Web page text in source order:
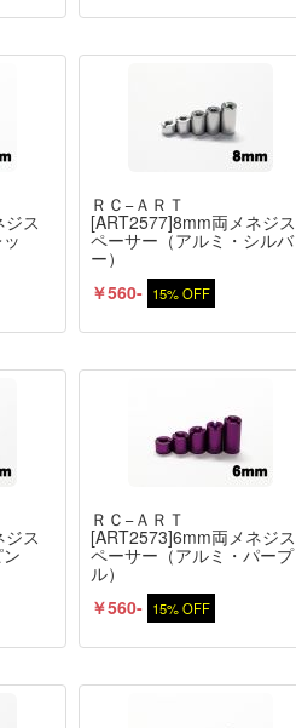
ス
ＲＣ−ＡＲＴ
[ART2577]8mm両メネジス
ペーサー（アルミ・シルバ
ー）
￥560- 15% OFF
ス
ＲＣ−ＡＲＴ
[ART2573]6mm両メネジス
ペーサー（アルミ・パープ
ル）
￥560- 15% OFF